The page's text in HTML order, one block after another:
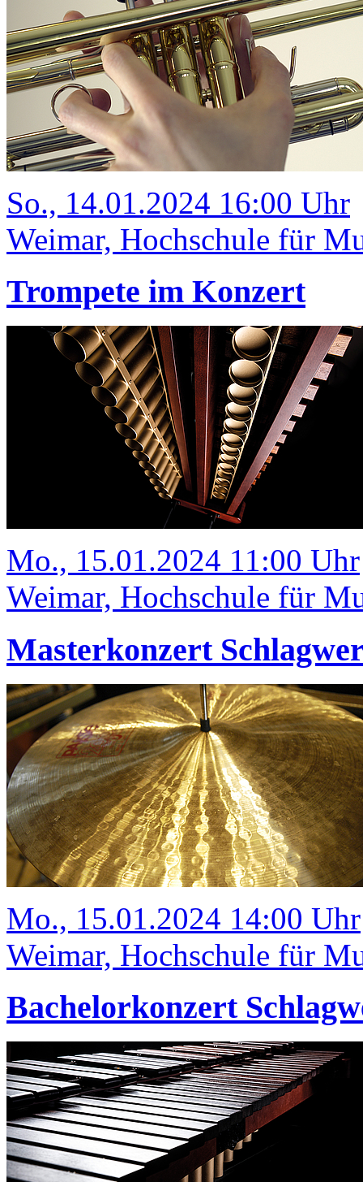
So., 14.01.2024 16:00 Uhr
Weimar, Hochschule für
Trompete im Konzert
Mo., 15.01.2024 11:00 Uhr
Weimar, Hochschule für
Masterkonzert
Mo., 15.01.2024 14:00 Uhr
Weimar, Hochschule für
Bachelorkonzert